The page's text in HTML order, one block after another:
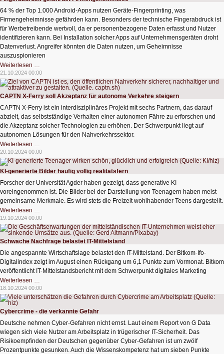
64 % der Top 1.000 Android-Apps nutzen Geräte-Fingerprinting, was
Firmengeheimnisse gefährden kann. Besonders der technische Fingerabdruck ist
für Werbetreibende wertvoll, da er personenbezogene Daten erfasst und Nutzer
identifizieren kann. Bei Installation solcher Apps auf Unternehmensgeräten droht
Datenverlust. Angreifer könnten die Daten nutzen, um Geheimnisse
auszuspionieren
Weiterlesen …
gefährdet
Firmengeheimnisse
21.10.2024 00:00
CAPTN X-Ferry soll Akzeptanz für autonome Verkehre steigern
CAPTN X-Ferry ist ein interdisziplinäres Projekt mit sechs Partnern, das darauf
abzielt, das selbstständige Verhalten einer autonomen Fähre zu erforschen und
die Akzeptanz solcher Technologien zu erhöhen. Der Schwerpunkt liegt auf
autonomen Lösungen für den Nahverkehrssektor.
Weiterlesen …
X-
Ferry
soll
Akzeptanz
für
autonome
Verkehre
steigern
20.10.2024 00:00
KI-generierte Bilder häufig völlig realitätsfern
Forscher der Universität Agder haben gezeigt, dass generative KI
voreingenommen ist. Die Bilder bei der Darstellung von Teenagern haben meist
gemeinsame Merkmale. Es wird stets die Freizeit wohlhabender Teens dargestellt.
Weiterlesen …
generierte
Bilder
häufig
völlig
realitätsfern
19.10.2024 00:00
Schwache Nachfrage belastet IT-Mittelstand
Die angespannte Wirtschaftslage belastet den IT-Mittelstand. Der Bitkom-Ifo-
Digitalindex zeigt im August einen Rückgang um 6,1 Punkte zum Vormonat. Bitkom
veröffentlicht IT-Mittelstandsbericht mit dem Schwerpunkt digitales Marketing
Weiterlesen …
Nachfrage
belastet
IT-
18.10.2024 00:00
Cybercrime - die verkannte Gefahr
Deutsche nehmen Cyber-Gefahren nicht ernst. Laut einem Report von G Data
wiegen sich viele Nutzer am Arbeitsplatz in trügerischer IT-Sicherheit. Das
Risikoempfinden der Deutschen gegenüber Cyber-Gefahren ist um zwölf
Prozentpunkte gesunken. Auch die Wissenskompetenz hat um sieben Punkte